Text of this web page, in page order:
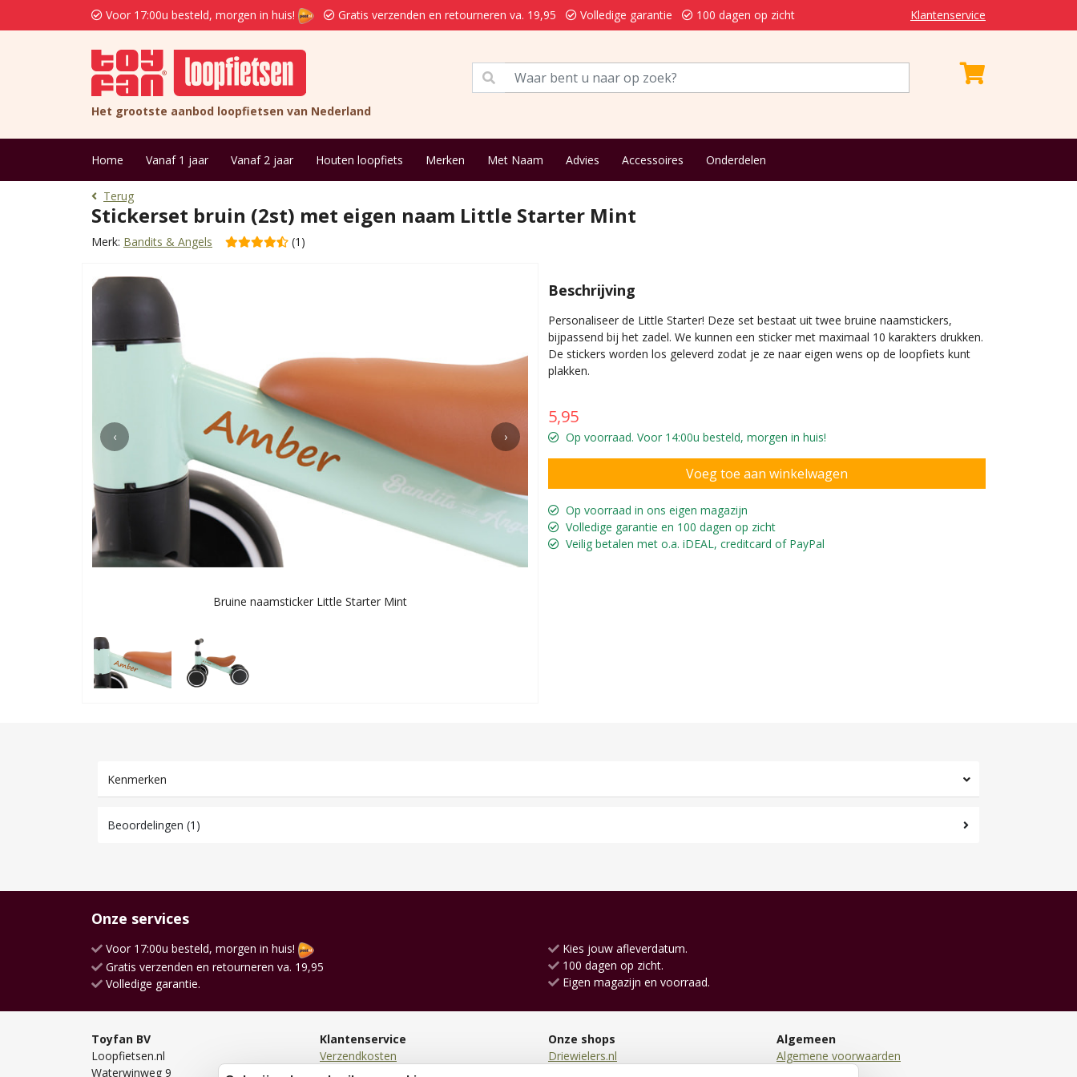
Voor 17:00u besteld, morgen in huis! Gratis verzenden en retourneren va. 19,95 Volledige garantie 100 dagen op zicht Klantenservice
Het grootste aanbod loopfietsen van Nederland
Home Vanaf 1 jaar Vanaf 2 jaar Houten loopfiets Merken Met Naam Advies Accessoires Onderdelen
Terug
Stickerset bruin (2st) met eigen naam Little Starter Mint
Merk: Bandits & Angels (1)
‹ ›
Bruine naamsticker Little Starter Mint
Beschrijving
Personaliseer de Little Starter! Deze set bestaat uit twee bruine naamstickers,
bijpassend bij het zadel. We kunnen een sticker met maximaal 10 karakters drukken.
De stickers worden los geleverd zodat je ze naar eigen wens op de loopfiets kunt
plakken.
5,95
Op voorraad. Voor 14:00u besteld, morgen in huis!
Op voorraad in ons eigen magazijn
Volledige garantie en 100 dagen op zicht
Veilig betalen met o.a. iDEAL, creditcard of PayPal
Kenmerken
Beoordelingen (1)
Onze services
Voor 17:00u besteld, morgen in huis!
Gratis verzenden en retourneren va. 19,95
Volledige garantie.
Kies jouw afleverdatum.
100 dagen op zicht.
Eigen magazijn en voorraad.
Toyfan BV
Loopfietsen.nl
Waterwinweg 9
Klantenservice
Verzendkosten
Bezorgen
Onze shops
Driewielers.nl
Algemeen
Algemene voorwaarden